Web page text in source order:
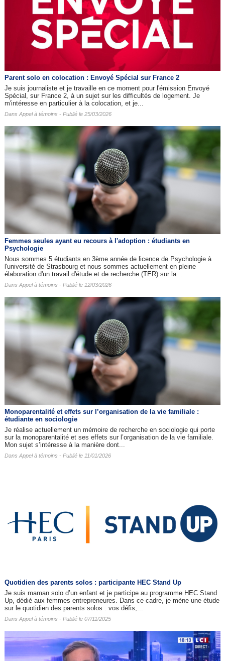
Parent solo en colocation : Envoyé Spécial sur France 2
Je suis journaliste et je travaille en ce moment pour l'émission Envoyé
Spécial, sur France 2, à un sujet sur les difficultés de logement. Je
m'intéresse en particulier à la colocation, et je...
Dans Appel à témoins - Publié le 25/03/2026
Femmes seules ayant eu recours à l'adoption : étudiants en
Psychologie
Nous sommes 5 étudiants en 3ème année de licence de Psychologie à
l'université de Strasbourg et nous sommes actuellement en pleine
élaboration d'un travail d'étude et de recherche (TER) sur la...
Dans Appel à témoins - Publié le 12/03/2026
Monoparentalité et effets sur l’organisation de la vie familiale :
étudiante en sociologie
Je réalise actuellement un mémoire de recherche en sociologie qui porte
sur la monoparentalité et ses effets sur l’organisation de la vie familiale.
Mon sujet s’intéresse à la manière dont...
Dans Appel à témoins - Publié le 11/01/2026
Quotidien des parents solos : participante HEC Stand Up
Je suis maman solo d’un enfant et je participe au programme HEC Stand
Up, dédié aux femmes entrepreneures. Dans ce cadre, je mène une étude
sur le quotidien des parents solos : vos défis,...
Dans Appel à témoins - Publié le 07/11/2025